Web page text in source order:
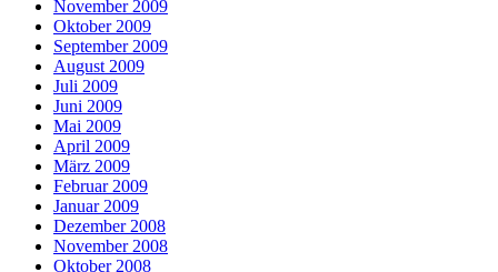
November 2009
Oktober 2009
September 2009
August 2009
Juli 2009
Juni 2009
Mai 2009
April 2009
März 2009
Februar 2009
Januar 2009
Dezember 2008
November 2008
Oktober 2008